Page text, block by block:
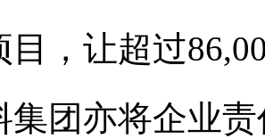
目，让超过
集团亦将企业